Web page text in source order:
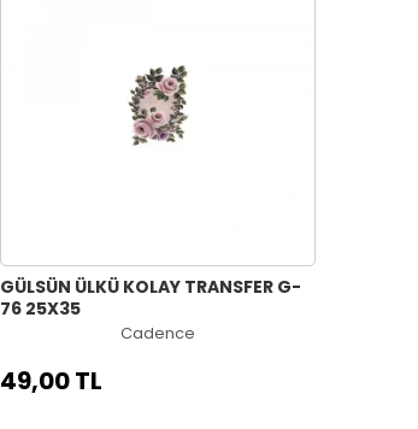
GÜLSÜN ÜLKÜ KOLAY TRANSFER G-
76 25X35
Cadence
49,00 TL